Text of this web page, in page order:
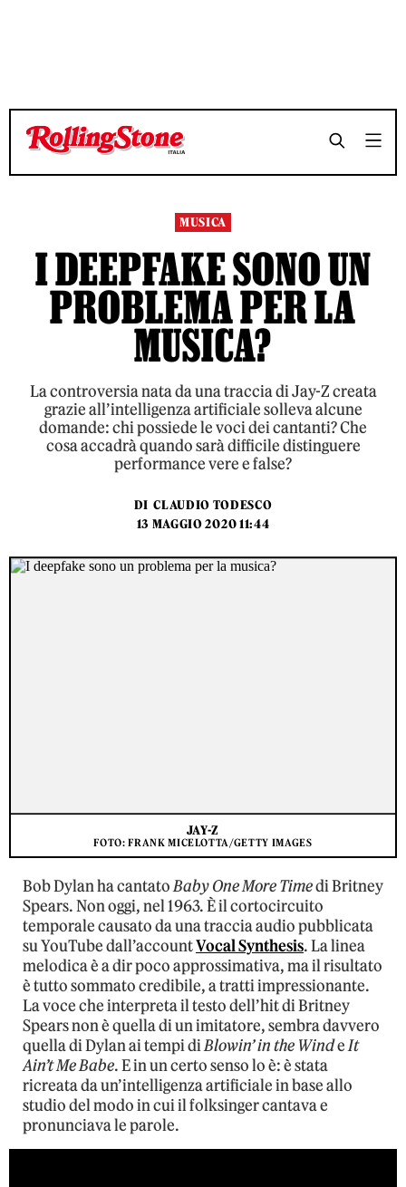
TEMPO DI LETTURA 7 MINUTI SHARE
TEMPO DI LETTURA 7 MINUTI SHARE
MUSICA
I DEEPFAKE SONO UN
PROBLEMA PER LA
MUSICA?
La controversia nata da una traccia di Jay-Z creata
grazie all’intelligenza artificiale solleva alcune
domande: chi possiede le voci dei cantanti? Che
cosa accadrà quando sarà difficile distinguere
performance vere e false?
DI CLAUDIO TODESCO
13 MAGGIO 2020 11:44
JAY-Z
FOTO: FRANK MICELOTTA/GETTY IMAGES
Bob Dylan ha cantatoBaby One More Timedi Britney
Spears. Non oggi, nel 1963. È il cortocircuito
temporale causato da una traccia audio pubblicata
su YouTube dall’accountVocal Synthesis. La linea
melodica è a dir poco approssimativa, ma il risultato
è tutto sommato credibile, a tratti impressionante.
La voce che interpreta il testo dell’hit di Britney
Spears non è quella di un imitatore, sembra davvero
quella di Dylan ai tempi diBlowin’ in the WindeIt
Ain’t Me Babe. E in un certo senso lo è: è stata
ricreata da un’intelligenza artificiale in base allo
studio del modo in cui il folksinger cantava e
pronunciava le parole.